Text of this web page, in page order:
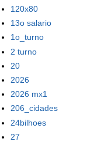
120x80
13o salario
1o_turno
2 turno
20
2026
2026 mx1
206_cidades
24bilhoes
27